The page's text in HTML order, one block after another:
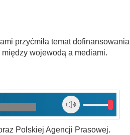
przyćmiła temat dofinansowania
wojewodą a mediami.
Polskiej Agencji Prasowej.